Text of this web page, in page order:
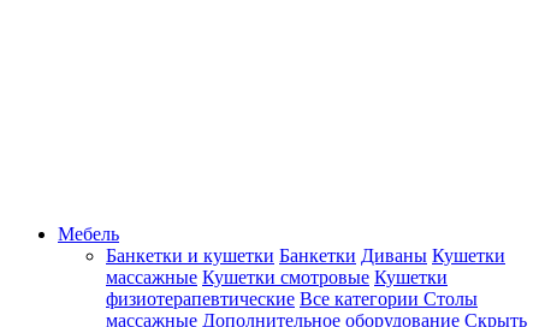
Мебель
Банкетки и кушетки Банкетки Диваны Кушетки
массажные Кушетки смотровые Кушетки
физиотерапевтические Все категории Столы
массажные Дополнительное оборудование Скрыть